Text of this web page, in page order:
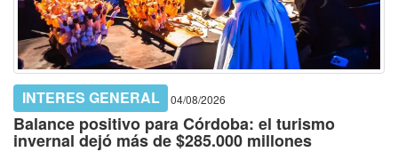
INTERES GENERAL 04/08/2026
Balance positivo para Córdoba: el turismo
invernal dejó más de $285.000 millones